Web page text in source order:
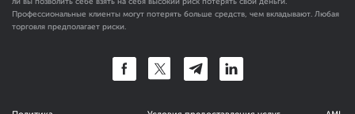
Профессиональные клиенты могут потерять больше средств, чем вкладывают. Любая
торговля предполагает риски.